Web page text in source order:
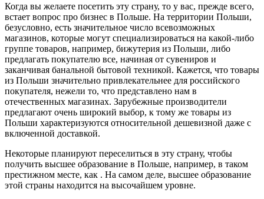
Когда вы желаете посетить эту страну, то у вас, прежде всего,
встает вопрос про бизнес в Польше. На территории Польши,
безусловно, есть значительное число всевозможных
магазинов, которые могут специализироваться на какой-либо
группе товаров, например, бижутерия из Польши, либо
предлагать покупателю все, начиная от сувениров и
заканчивая банальной бытовой техникой. Кажется, что товары
из Польши значительно привлекательнее для российского
покупателя, нежели то, что представлено нам в
отечественных магазинах. Зарубежные производители
предлагают очень широкий выбор, к тому же товары из
Польши характеризуются относительной дешевизной даже с
включенной доставкой.
Некоторые планируют переселиться в эту страну, чтобы
получить высшее образование в Польше, например, в таком
престижном месте, как . На самом деле, высшее образование
этой страны находится на высочайшем уровне.